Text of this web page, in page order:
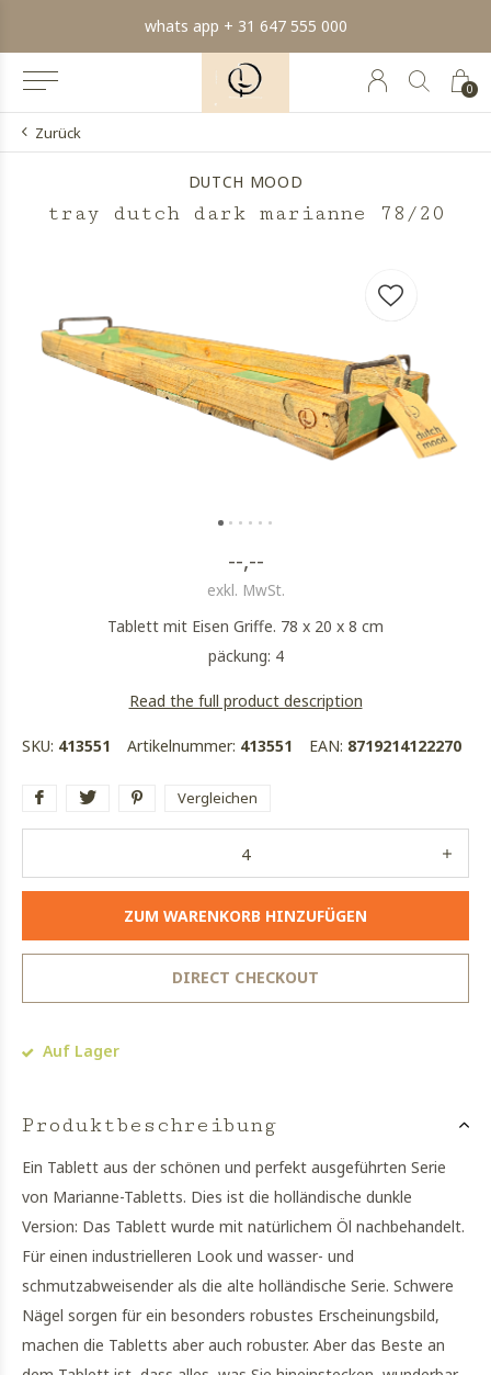
0
whats app + 31 647 555 000
Zurück
DUTCH MOOD
tray dutch dark marianne 78/20
--,--
exkl. MwSt.
Tablett mit Eisen Griffe. 78 x 20 x 8 cm
päckung: 4
Read the full product description
SKU: 413551 Artikelnummer: 413551 EAN: 8719214122270
Vergleichen
ZUM WARENKORB HINZUFÜGEN
DIRECT CHECKOUT
Auf Lager
Produktbeschreibung
Ein Tablett aus der schönen und perfekt ausgeführten Serie
von Marianne-Tabletts. Dies ist die holländische dunkle
Version: Das Tablett wurde mit natürlichem Öl nachbehandelt.
Für einen industrielleren Look und wasser- und
schmutzabweisender als die alte holländische Serie. Schwere
Nägel sorgen für ein besonders robustes Erscheinungsbild,
machen die Tabletts aber auch robuster. Aber das Beste an